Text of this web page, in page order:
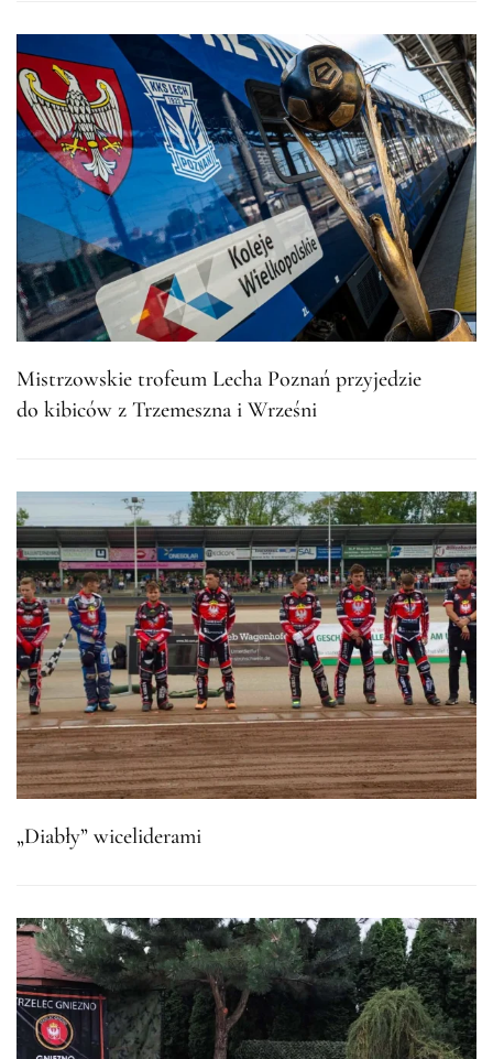
Mistrzowskie trofeum Lecha Poznań przyjedzie
do kibiców z Trzemeszna i Wrześni
„Diabły” wiceliderami